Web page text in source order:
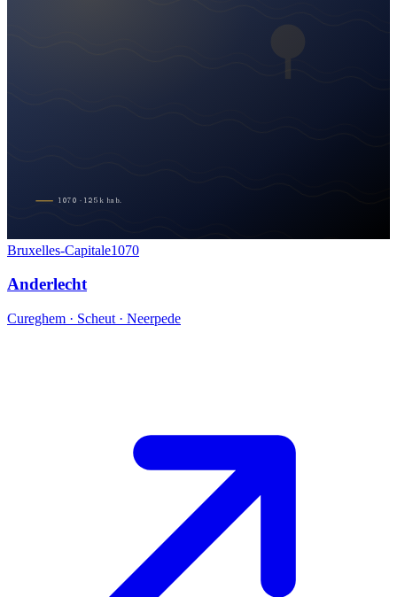
1070 · 125 k hab.
Bruxelles-Capitale1070
Anderlecht
Cureghem · Scheut · Neerpede